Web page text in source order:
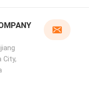
City,